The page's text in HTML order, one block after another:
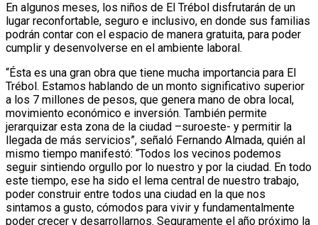
En algunos meses, los niños de El Trébol disfrutarán de un
lugar reconfortable, seguro e inclusivo, en donde sus familias
podrán contar con el espacio de manera gratuita, para poder
cumplir y desenvolverse en el ambiente laboral.
“Ésta es una gran obra que tiene mucha importancia para El
Trébol. Estamos hablando de un monto significativo superior
a los 7 millones de pesos, que genera mano de obra local,
movimiento económico e inversión. También permite
jerarquizar esta zona de la ciudad –suroeste- y permitir la
llegada de más servicios”, señaló Fernando Almada, quién al
mismo tiempo manifestó: “Todos los vecinos podemos
seguir sintiendo orgullo por lo nuestro y por la ciudad. En todo
este tiempo, ese ha sido el lema central de nuestro trabajo,
poder construir entre todos una ciudad en la que nos
sintamos a gusto, cómodos para vivir y fundamentalmente
poder crecer y desarrollarnos. Seguramente el año próximo la